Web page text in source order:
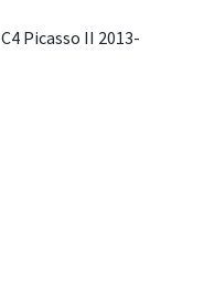
Picasso II 2013-